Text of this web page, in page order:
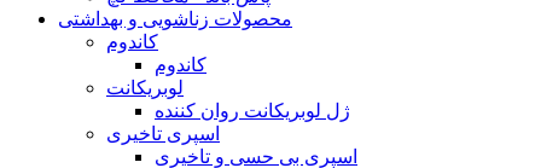
محصولات زناشویی و بهداشتی
کاندوم
کاندوم
لوبریکانت
ژل لوبریکانت روان کننده
اسپری تاخیری
اسپری بی حسی و تاخیری